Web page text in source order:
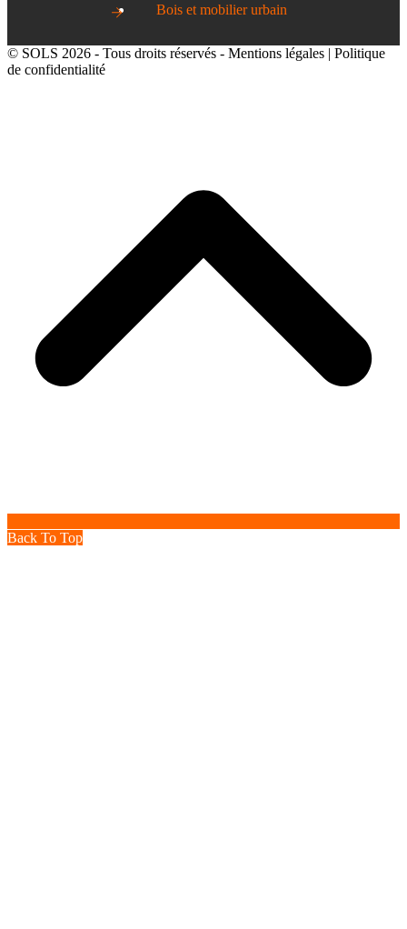
Bois et mobilier urbain
© SOLS 2026 - Tous droits réservés - Mentions légales | Politique
de confidentialité
Back To Top